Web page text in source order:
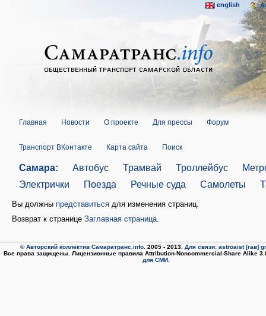
Главная Новости О проекте Для прессы Форум
Транспорт ВКонтакте Карта сайта Поиск
Самара: Автобус Трамвай Троллейбус
Электрички
Поезда Речные суда Самолеты
Вы должны представиться для изменения страниц.
Возврат к странице Заглавная страница.
english
© Авторский коллектив Самаратранс.info. 2005 - 2013. Для связи: astroaist [гав]
Все права защищены. Лицензионные правила Attribution-Noncommercial-Share Alike
для СМИ.